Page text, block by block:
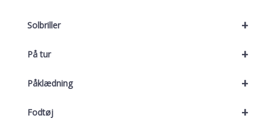
+
Solbriller
+
På tur
+
Påklædning
+
Fodtøj